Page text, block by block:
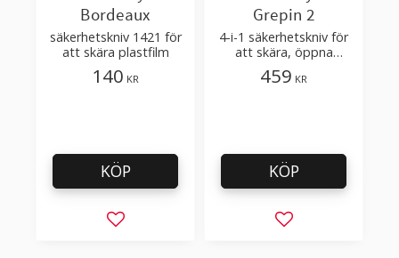
Bordeaux
säkerhetskniv 1421 för
att skära plastfilm
140 KR
Lägg till i favoriter
KÖP
Grepin 2
4-i-1 säkerhetskniv för
att skära, öppna
förpackningar
459 KR
Lägg till i
KÖP